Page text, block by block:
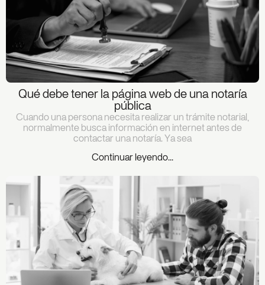
Qué debe tener la página web de una notaría
pública
Cuando una persona necesita realizar un trámite notarial,
normalmente busca información en internet antes de
contactar una notaría. Ya sea
Continuar leyendo...